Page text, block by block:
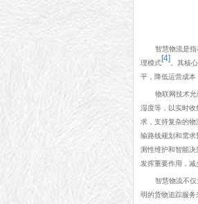
智慧物流是
理模式
[4]
。其核
平，降低运营成本
物联网技术
湿度等，以实时
求，支持复杂的物
输路线规划和需
测性维护和智能决
发挥重要作用，减
智慧物流不
明的货物追踪服